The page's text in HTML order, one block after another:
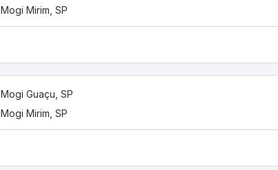
Mogi Mirim, SP
Mogi Guaçu, SP
Mogi Mirim, SP